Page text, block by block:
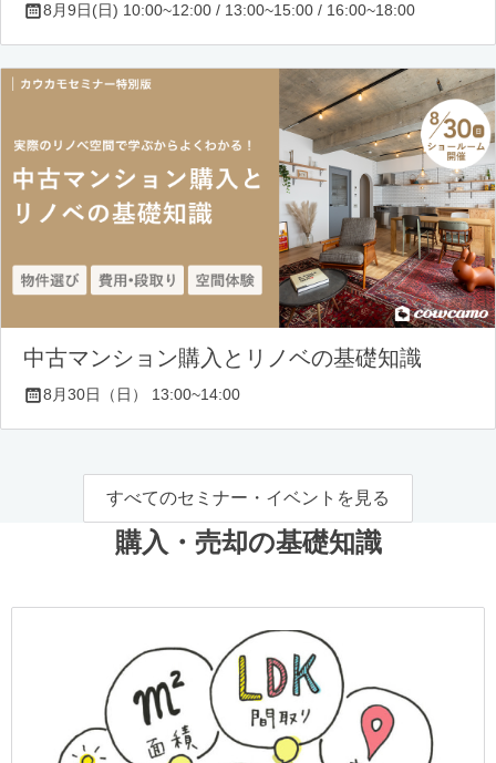
8月9日(日) 10:00~12:00 / 13:00~15:00 / 16:00~18:00
中古マンション購入とリノベの基礎知識
8月30日（日） 13:00~14:00
すべてのセミナー・イベントを見る
購入・売却の基礎知識